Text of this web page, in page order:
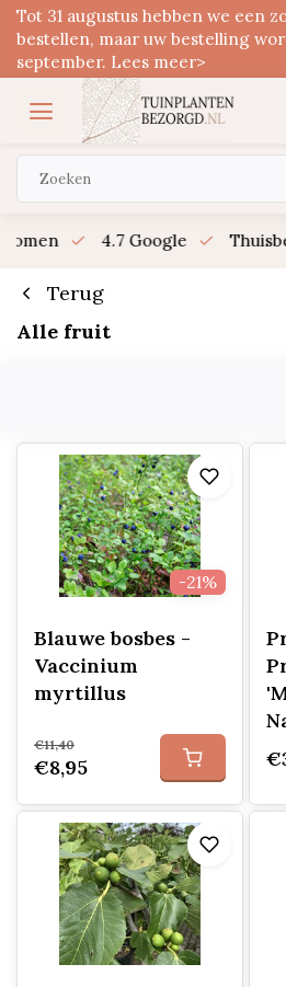
Tot 31 augustus hebben we een
bestellen, maar uw bestelling
september. Lees meer>
4.7 Google
Terug
Alle fruit
-21%
Blauwe bosbes -
Vaccinium
myrtillus
€11,40
€8,95